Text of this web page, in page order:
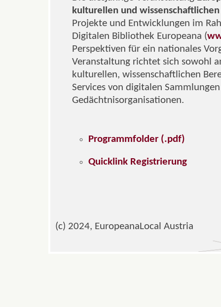
kulturellen und wissenschaftlichen
Projekte und Entwicklungen im
Digitalen Bibliothek Europeana (
Perspektiven für ein nationales
Veranstaltung richtet sich sowohl
kulturellen, wissenschaftlichen
Services von digitalen
Gedächtnisorganisationen.
Programmfolder (.pdf)
Quicklink Registrierung
(c) 2024, EuropeanaLocal Austria